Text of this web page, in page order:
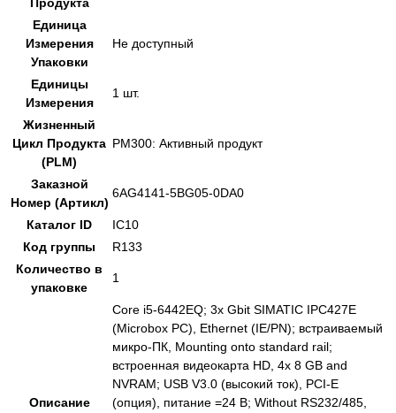
Продукта
Единица
Измерения
Упаковки
Не доступный
Единицы
Измерения
1 шт.
Жизненный
Цикл Продукта
(PLM)
PM300: Активный продукт
Заказной
Номер (Артикл)
6AG4141-5BG05-0DA0
Каталог ID
IC10
Код группы
R133
Количество в
упаковке
1
Описание
Core i5-6442EQ; 3x Gbit SIMATIC IPC427E
(Microbox PC), Ethernet (IE/PN); встраиваемый
микро-ПК, Mounting onto standard rail;
встроенная видеокарта HD, 4x 8 GB and
NVRAM; USB V3.0 (высокий ток), PCI-E
(опция), питание =24 В; Without RS232/485,